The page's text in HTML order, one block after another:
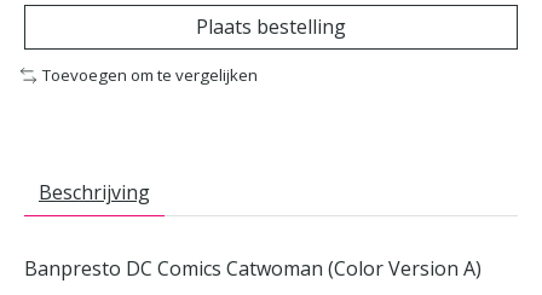
Plaats bestelling
Toevoegen om te vergelijken
Beschrijving
Banpresto DC Comics Catwoman (Color Version A)